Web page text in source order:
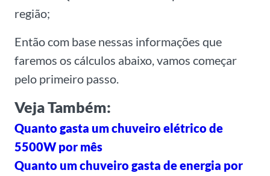
região;
Então com base nessas informações que
faremos os cálculos abaixo, vamos começar
pelo primeiro passo.
Veja Também:
Quanto gasta um chuveiro elétrico de
5500W por mês
Quanto um chuveiro gasta de energia por